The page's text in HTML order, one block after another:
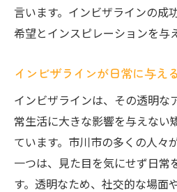
言います。インビザラインの成
希望とインスピレーションを与
インビザラインが日常に与え
インビザラインは、その透明な
常生活に大きな影響を与えない
ています。市川市の多くの人々
一つは、見た目を気にせず日常
す。透明なため、社交的な場面